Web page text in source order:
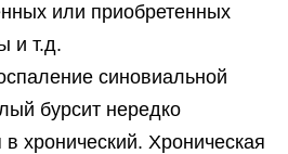
или приобретенных
и т.д.
синовиальной
бурсит нередко
хронический. Хроническая